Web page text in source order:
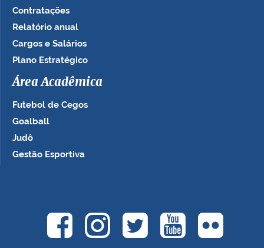
Contratações
Relatório anual
Cargos e Salários
Plano Estratégico
Área Acadêmica
Futebol de Cegos
Goalball
Judô
Gestão Esportiva